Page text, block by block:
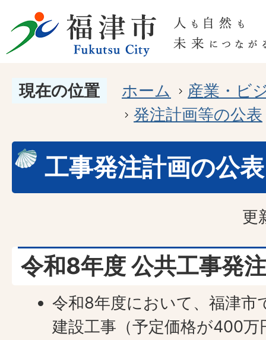
現在の位置 ホーム
産業・ビ
発注計画等の公表
工事発注計画の公表
更
令和8年度 公共工事発
令和8年度において、福津市
建設工事（予定価格が400